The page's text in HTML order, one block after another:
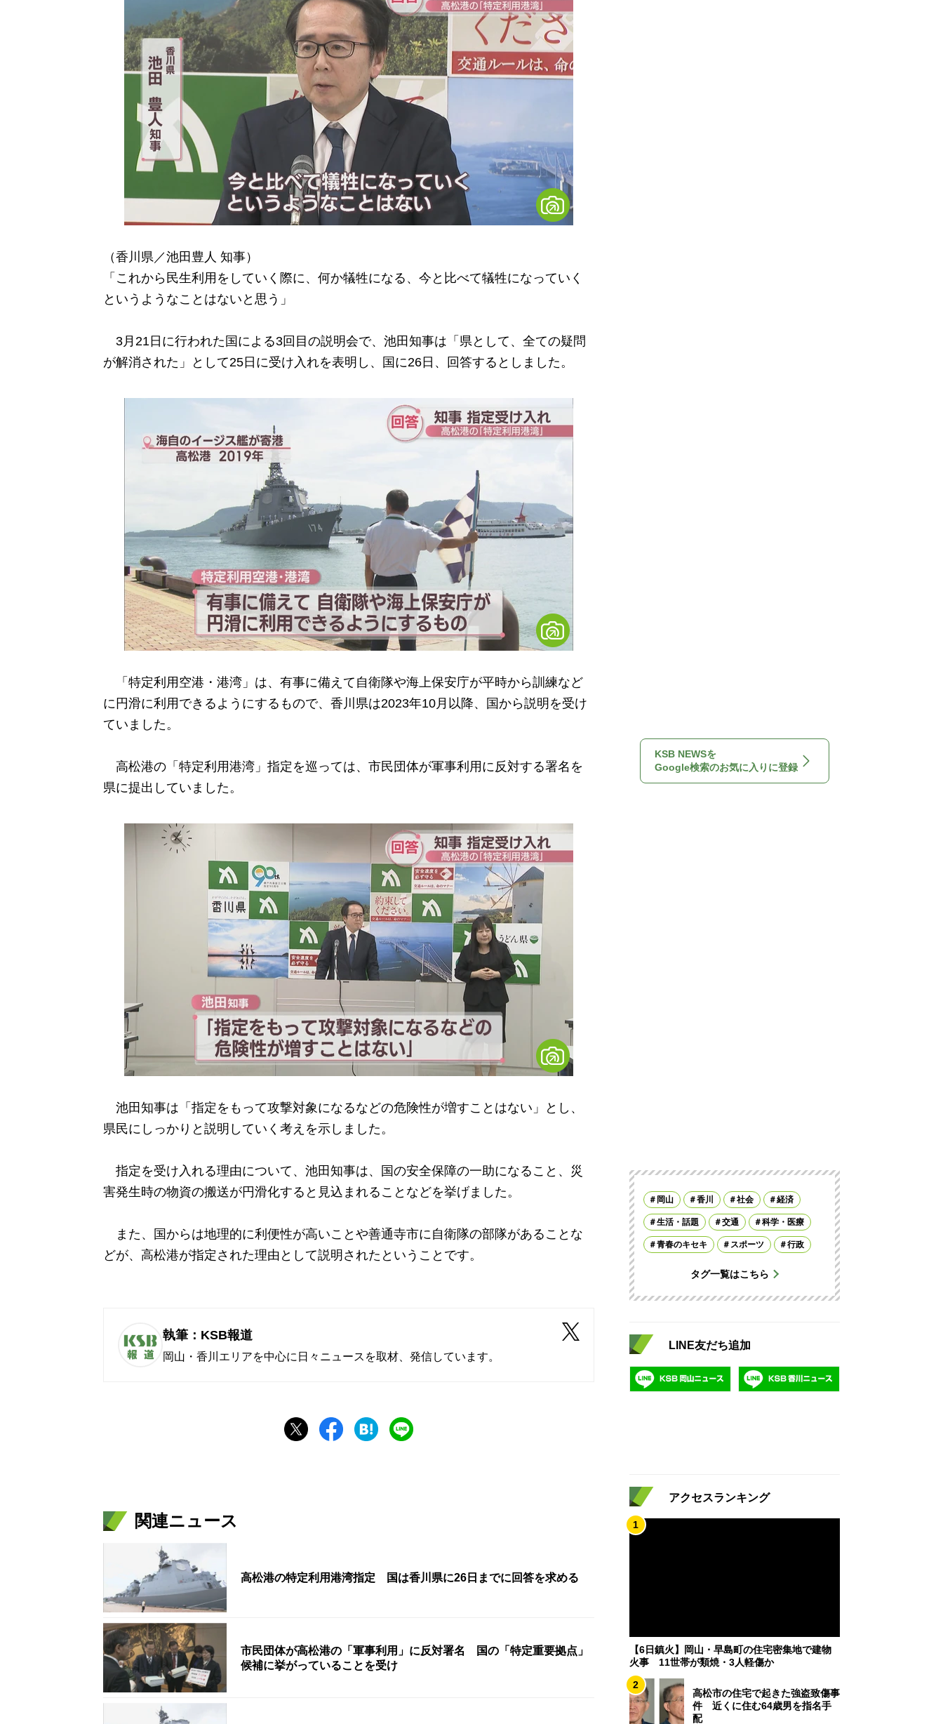
（香川県／池田豊人 知事）
「これから民生利用をしていく際に、何か犠牲になる、今と比べて犠牲になっていく
というようなことはないと思う」
3月21日に行われた国による3回目の説明会で、池田知事は「県として、全ての疑問
が解消された」として25日に受け入れを表明し、国に26日、回答するとしました。
「特定利用空港・港湾」は、有事に備えて自衛隊や海上保安庁が平時から訓練など
に円滑に利用できるようにするもので、香川県は2023年10月以降、国から説明を受け
ていました。
高松港の「特定利用港湾」指定を巡っては、市民団体が軍事利用に反対する署名を
県に提出していました。
池田知事は「指定をもって攻撃対象になるなどの危険性が増すことはない」とし、
県民にしっかりと説明していく考えを示しました。
指定を受け入れる理由について、池田知事は、国の安全保障の一助になること、災
害発生時の物資の搬送が円滑化すると見込まれることなどを挙げました。
また、国からは地理的に利便性が高いことや善通寺市に自衛隊の部隊があることな
どが、高松港が指定された理由として説明されたということです。
執筆：KSB報道
岡山・香川エリアを中心に日々ニュースを取材、発信しています。
関連ニュース
高松港の特定利用港湾指定 国は香川県に26日までに回答を求める
市民団体が高松港の「軍事利用」に反対署名 国の「特定重要拠点」
候補に挙がっていることを受け
KSB NEWSを
Google検索のお気に入りに登録
岡山 香川 社会 経済
生活・話題 交通 科学・医療
青春のキセキ スポーツ 行政
タグ一覧はこちら
LINE友だち追加
アクセスランキング
1
【6日鎮火】岡山・早島町の住宅密集地で建物
火事 11世帯が類焼・3人軽傷か
2
高松市の住宅で起きた強盗致傷事
件 近くに住む64歳男を指名手
配